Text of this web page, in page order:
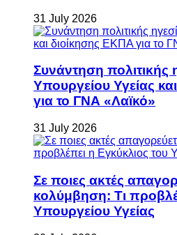
31 July 2026
Συνάντηση πολιτικής
Υπουργείου Υγείας
για το ΓΝΑ «Λαϊκό»
31 July 2026
Σε ποιες ακτές
κολύμβηση: Τι
Υπουργείου Υγείας